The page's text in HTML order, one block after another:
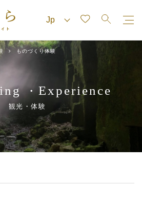
ものづくり体験
・ Experience
観光・体験